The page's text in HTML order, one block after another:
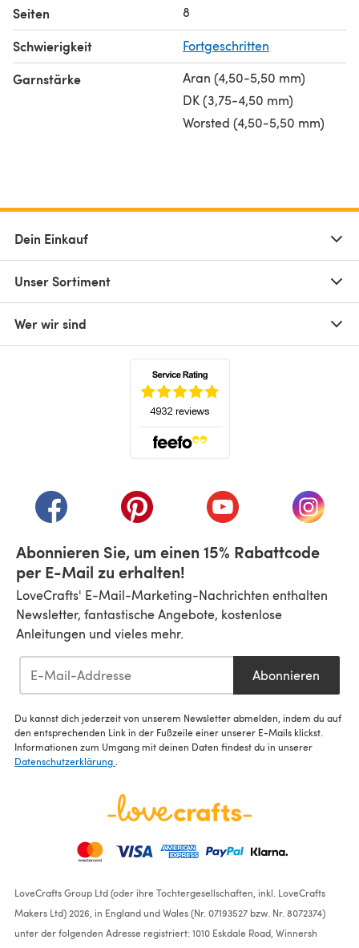
Seiten 8
Schwierigkeit Fortgeschritten
Garnstärke
Aran (4,50-5,50 mm)
DK (3,75-4,50 mm)
Worsted (4,50-5,50 mm)
Dein Einkauf
Unser Sortiment
Wer wir sind
(öffnet sich in einem neuen Tab)
(öffnet sich in einem neuen Tab)
(öffnet sich in einem
(öffnet
Abonnieren Sie, um einen 15% Rabattcode
per E-Mail zu erhalten!
LoveCrafts' E-Mail-Marketing-Nachrichten enthalten
Newsletter, fantastische Angebote, kostenlose
Anleitungen und vieles mehr.
Abonnieren
Du kannst dich jederzeit von unserem Newsletter abmelden, indem du auf
den entsprechenden Link in der Fußzeile einer unserer E-Mails klickst.
Informationen zum Umgang mit deinen Daten findest du in unserer
Datenschutzerklärung
LoveCrafts Group Ltd (oder ihre Tochtergesellschaften, inkl. LoveCrafts
Makers Ltd) 2026, in England und Wales (Nr. 07193527 bzw. Nr. 8072374)
unter der folgenden Adresse registriert: 1010 Eskdale Road, Winnersh